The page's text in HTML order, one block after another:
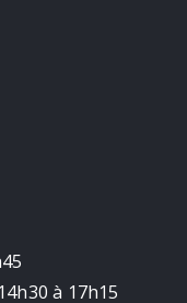
à 17h15